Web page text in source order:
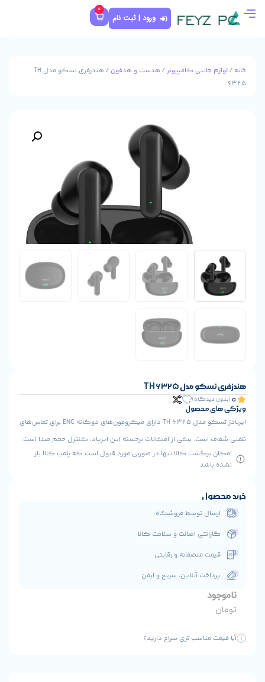
ورود | ثبت نام
/هدست و هدفون / هندزفری تسکو مدل TH
ایربادز تسکو مدل TH 6325 دارای میکروفون‌های دوگانه ENC برای تماس‌های
امکانات برجسته این ایرپاد، کنترل حجم صدا است.
تنها در صورتی مورد قبول است که پلمب کالا باز
فروشگاه
و سلامت کالا
و رقابتی
سریع و ایمن
سراغ دارید؟